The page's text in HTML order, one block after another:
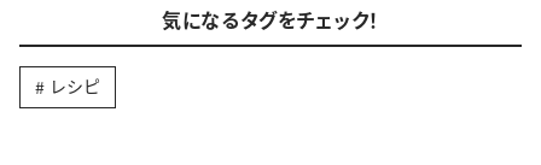
気になるタグをチェック！
レシピ